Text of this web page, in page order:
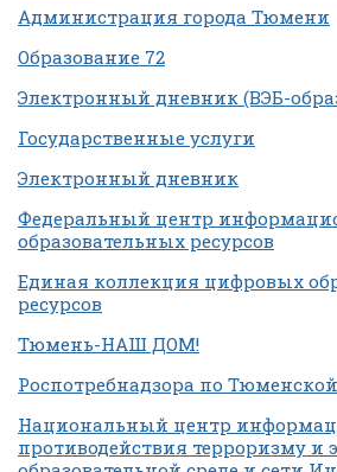
Администрация города Тюмени
Образование 72
Электронный дневник (ВЭБ-
Государственные услуги
Электронный дневник
Федеральный центр
образовательных ресурсов
Единая коллекция цифровых
ресурсов
Тюмень-НАШ ДОМ!
Роспотребнадзора по
Национальный центр
противодействия терроризму и